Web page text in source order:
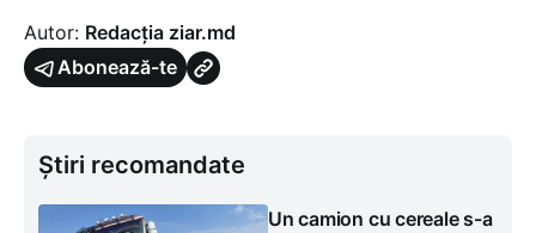
Autor: Redacția ziar.md
Abonează-te
Știri recomandate
Un camion cu cereale s-a